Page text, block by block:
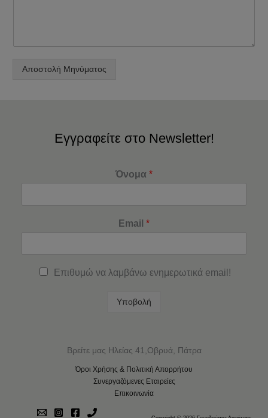
Αποστολή Μηνύματος
Εγγραφείτε στο Newsletter!
Όνομα *
Email *
Επιθυμώ να λαμβάνω ενημερωτικά email!
Υποβολή
Βρείτε μας Ηλείας 41,Οβρυά, Πάτρα
Όροι Χρήσης & Πολιτική Απορρήτου
Συνεργαζόμενες Εταιρείες
Επικοινωνία